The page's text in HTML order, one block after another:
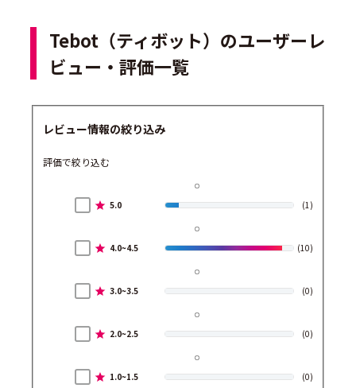
Tebot（ティボット）のユーザーレ
ビュー・評価一覧
レビュー情報の絞り込み
評価で絞り込む
5.0 (1)
4.0~4.5 (10)
3.0~3.5 (0)
2.0~2.5 (0)
1.0~1.5 (0)